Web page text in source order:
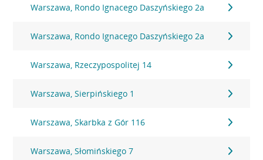
Warszawa, Rondo Ignacego Daszyńskiego 2a
Warszawa, Rondo Ignacego Daszyńskiego 2a
Warszawa, Rzeczypospolitej 14
Warszawa, Sierpińskiego 1
Warszawa, Skarbka z Gór 116
Warszawa, Słomińskiego 7